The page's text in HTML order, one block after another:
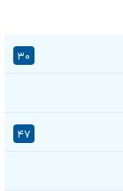
۳۰
۴۷